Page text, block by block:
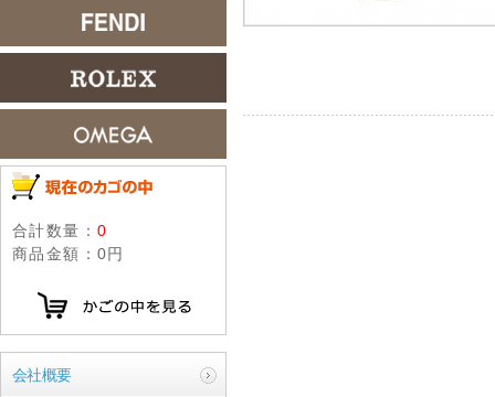
合計数量： 0
商品金額： 0円
会社概要